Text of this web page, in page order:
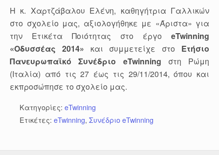
Η κ. Χαρτζάβαλου Ελένη, καθηγήτρια Γαλλικών
στο σχολείο μας, αξιολογήθηκε με «Άριστα» για
την Ετικέτα Ποιότητας στο έργο eTwinning
«Οδυσσέας 2014» και συμμετείχε στο Ετήσιο
Πανευρωπαϊκό Συνέδριο eTwinning στη Ρώμη
(Ιταλία) από τις 27 έως τις 29/11/2014, όπου και
εκπροσώπησε το σχολείο μας.
Κατηγορίες: eTwinning
Ετικέτες: eTwinning, Συνέδριο eTwinning